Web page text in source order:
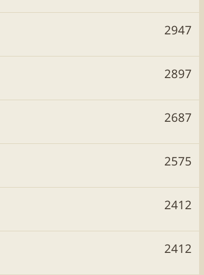
2947
2897
2687
2575
2412
2412